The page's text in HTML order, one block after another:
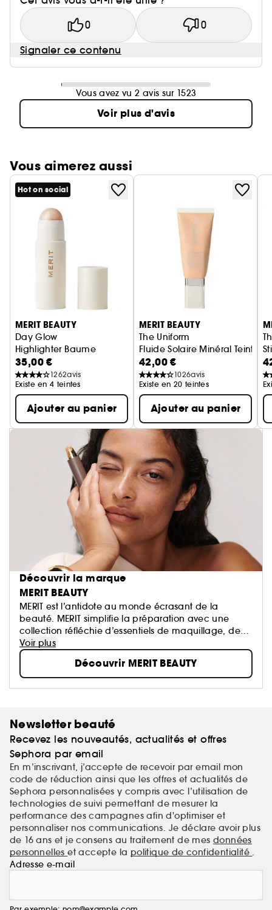
0 0
Signaler ce contenu
Vous avez vu 2 avis sur 1523
Voir plus d'avis
Vous aimerez aussi
Hot on social
MERIT BEAUTY
Day Glow
Highlighter Baume
35,00 €
1262avis
Existe en 4 teintes
Ajouter au panier
MERIT BEAUTY
The Uniform
Fluide Solaire Minéral Teinté
42,00 €
1026avis
Existe en 20 teintes
Ajouter au panier
Découvrir la marque
MERIT BEAUTY
MERIT est l’antidote au monde écrasant de la
beauté. MERIT simplifie la préparation avec une
collection réfléchie d’essentiels de maquillage, de
soins de la peau et de parfums, conçus pour un
usage quotidien en toute simplicité — des produits
que vous utiliserez chaque jour et qui vous
accompagneront pendant des années.
Voir plus
Découvrir MERIT BEAUTY
Newsletter beauté
Recevez les nouveautés, actualités et offres
Sephora par email
En m’inscrivant, j’accepte de recevoir par email mon
code de réduction ainsi que les offres et actualités de
Sephora personnalisées y compris avec l’utilisation de
technologies de suivi permettant de mesurer la
performance des campagnes afin d'optimiser et
personnaliser nos communications. Je déclare avoir plus
de 16 ans et je consens au traitement de mes données
personnelleset accepte la politique de confidentialité .
Adresse e-mail